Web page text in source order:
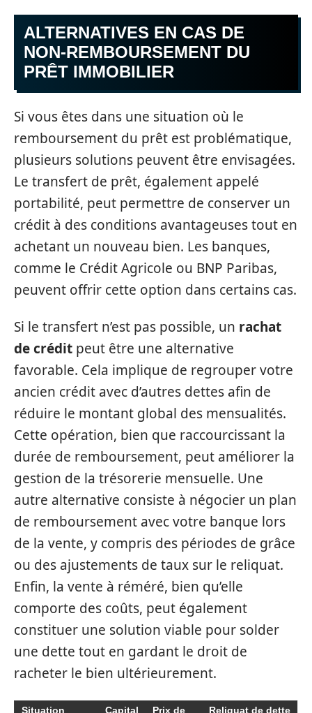
ALTERNATIVES EN CAS DE
NON-REMBOURSEMENT DU
PRÊT IMMOBILIER
Si vous êtes dans une situation où le
remboursement du prêt est problématique,
plusieurs solutions peuvent être envisagées.
Le transfert de prêt, également appelé
portabilité, peut permettre de conserver un
crédit à des conditions avantageuses tout en
achetant un nouveau bien. Les banques,
comme le Crédit Agricole ou BNP Paribas,
peuvent offrir cette option dans certains cas.
Si le transfert n’est pas possible, un rachat
de crédit peut être une alternative
favorable. Cela implique de regrouper votre
ancien crédit avec d’autres dettes afin de
réduire le montant global des mensualités.
Cette opération, bien que raccourcissant la
durée de remboursement, peut améliorer la
gestion de la trésorerie mensuelle. Une
autre alternative consiste à négocier un plan
de remboursement avec votre banque lors
de la vente, y compris des périodes de grâce
ou des ajustements de taux sur le reliquat.
Enfin, la vente à réméré, bien qu’elle
comporte des coûts, peut également
constituer une solution viable pour solder
une dette tout en gardant le droit de
racheter le bien ultérieurement.
Situation Capital Prix de Reliquat de dette